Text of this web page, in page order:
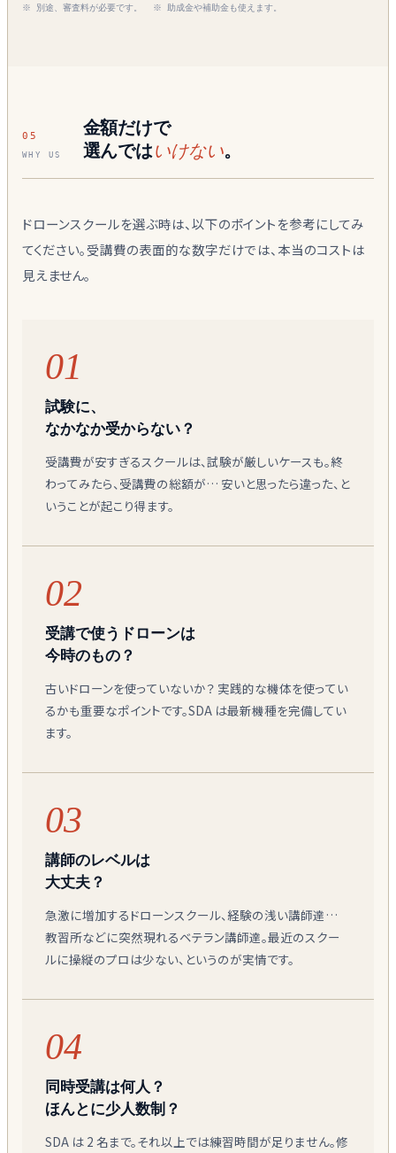
※ 別途、審査料が必要です。 ※ 助成金や補助金も使えます。
05
WHY US
金額だけで
選んではいけない。
ドローンスクールを選ぶ時は、以下のポイントを参考にしてみ
てください。受講費の表面的な数字だけでは、本当のコストは
見えません。
01
試験に、
なかなか受からない？
受講費が安すぎるスクールは、試験が厳しいケースも。終
わってみたら、受講費の総額が… 安いと思ったら違った、と
いうことが起こり得ます。
02
受講で使うドローンは
今時のもの？
古いドローンを使っていないか？ 実践的な機体を使ってい
るかも重要なポイントです。SDA は最新機種を完備してい
ます。
03
講師のレベルは
大丈夫？
急激に増加するドローンスクール、経験の浅い講師達…
教習所などに突然現れるベテラン講師達。最近のスクー
ルに操縦のプロは少ない、というのが実情です。
04
同時受講は何人？
ほんとに少人数制？
SDA は 2 名まで。それ以上では練習時間が足りません。修